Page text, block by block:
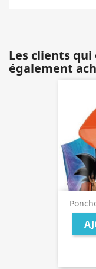
Les clients
également